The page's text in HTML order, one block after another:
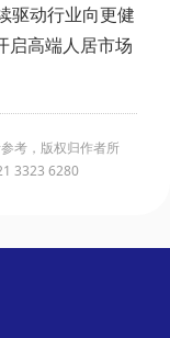
驱动行业向更健
启高端人居市场
考，版权归作者所
3323 6280